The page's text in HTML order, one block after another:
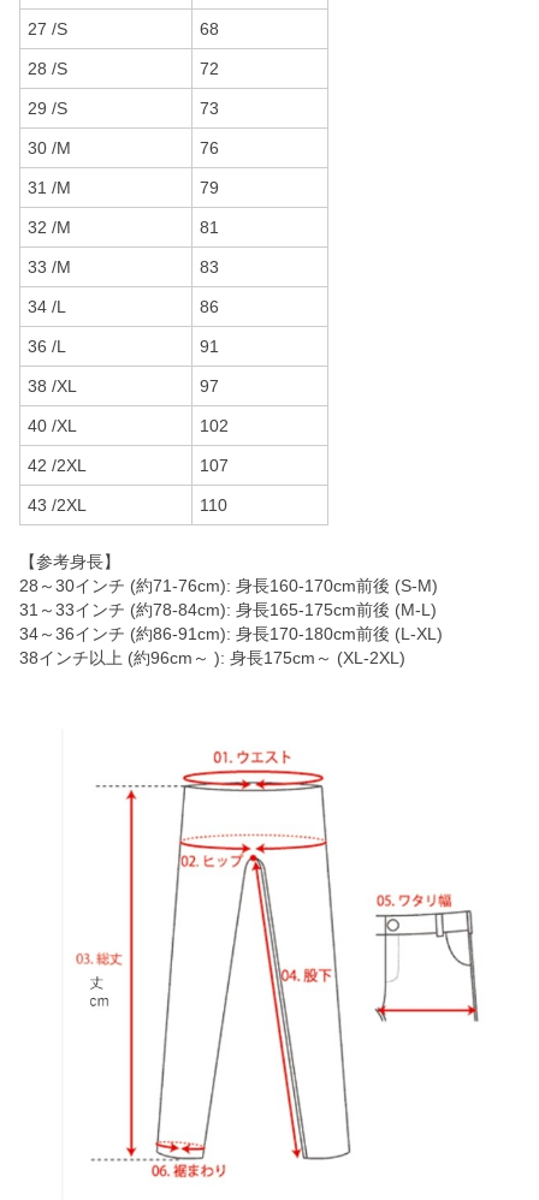
27 /S 68
28 /S 72
29 /S 73
30 /M 76
31 /M 79
32 /M 81
33 /M 83
34 /L 86
36 /L 91
38 /XL 97
40 /XL 102
42 /2XL 107
43 /2XL 110
【参考身長】
28～30インチ (約71-76cm): 身長160-170cm前後 (S-M)
31～33インチ (約78-84cm): 身長165-175cm前後 (M-L)
34～36インチ (約86-91cm): 身長170-180cm前後 (L-XL)
38インチ以上 (約96cm～ ): 身長175cm～ (XL-2XL)